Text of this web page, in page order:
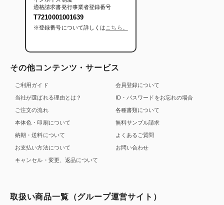
適格請求書発行事業者登録番号
T7210001001639
※登録番号について詳しくは こちら。
その他コンテンツ・サービス
ご利用ガイド
当社が選ばれる理由とは？
ご注文の流れ
本体色・印刷について
納期・送料について
お支払い方法について
キャンセル・変更、返品について
会員登録について
ID・パスワードをお忘れの場合
各種書類について
無料サンプル請求
よくあるご質問
お問い合わせ
取扱い商品一覧（グループ運営サイト）